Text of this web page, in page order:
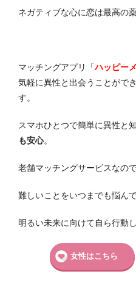
ネガティブな心に恋は最高の
マッチングアプリ「ハッピー
気軽に異性と出会うことがで
す。
スマホひとつで簡単に異性と
も安心。
老舗マッチングサービスなの
難しいことをいつまでも悩ん
明るい未来に向けて自ら行動
女性はこちら